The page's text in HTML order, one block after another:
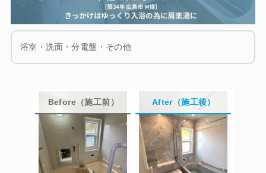
LINEで相談・見積り
浴室・洗面・分電盤・その他